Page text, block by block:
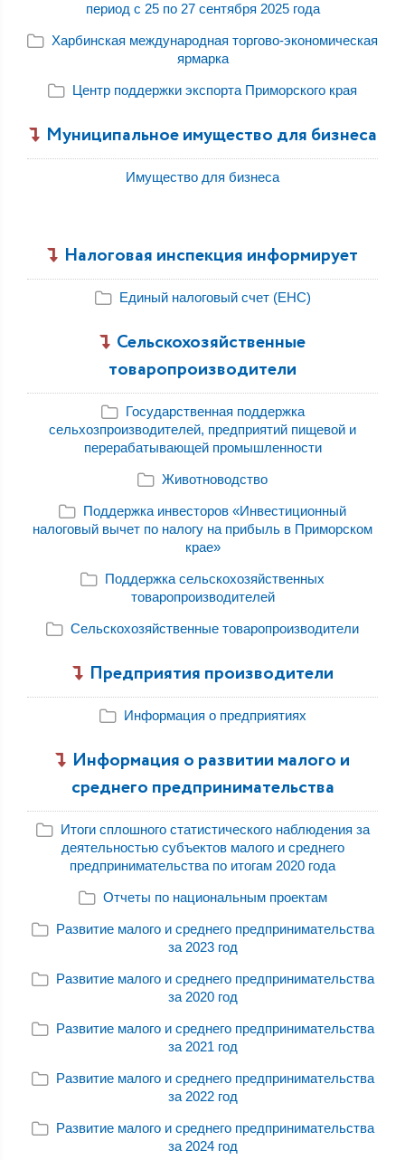
период с 25 по 27 сентября 2025 года
Харбинская международная торгово-экономическая
ярмарка
Центр поддержки экспорта Приморского края
Муниципальное имущество для бизнеса
Имущество для бизнеса
Налоговая инспекция информирует
Единый налоговый счет (ЕНС)
Сельскохозяйственные
товаропроизводители
Государственная поддержка
сельхозпроизводителей, предприятий пищевой и
перерабатывающей промышленности
Животноводство
Поддержка инвесторов «Инвестиционный
налоговый вычет по налогу на прибыль в Приморском
крае»
Поддержка сельскохозяйственных
товаропроизводителей
Сельскохозяйственные товаропроизводители
Предприятия производители
Информация о предприятиях
Информация о развитии малого и
среднего предпринимательства
Итоги сплошного статистического наблюдения за
деятельностью субъектов малого и среднего
предпринимательства по итогам 2020 года
Отчеты по национальным проектам
Развитие малого и среднего предпринимательства
за 2023 год
Развитие малого и среднего предпринимательства
за 2020 год
Развитие малого и среднего предпринимательства
за 2021 год
Развитие малого и среднего предпринимательства
за 2022 год
Развитие малого и среднего предпринимательства
за 2024 год